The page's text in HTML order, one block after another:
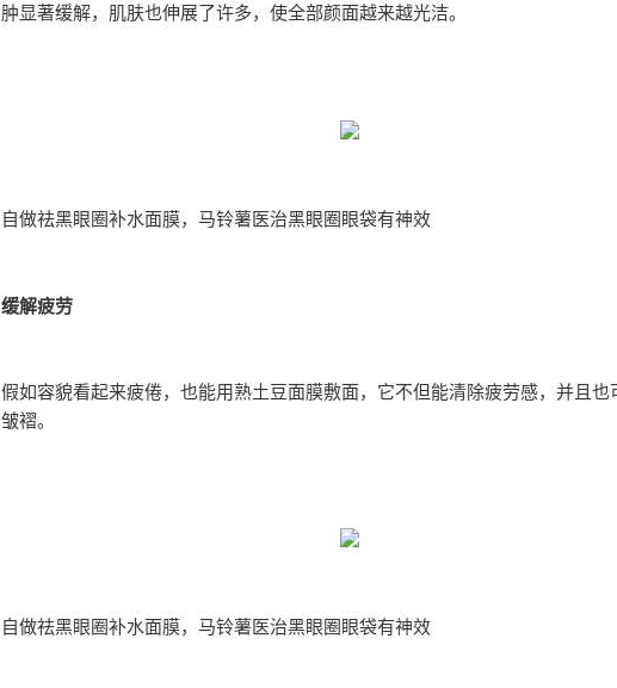
肿显著缓解，肌肤也伸展了许多，使全部颜面越来越光洁。
自做祛黑眼圈补水面膜，马铃薯医治黑眼圈眼袋有神效
缓解疲劳
假如容貌看起来疲倦，也能用熟土豆面膜敷面，它不但能清除疲劳感，并且也
皱褶。
自做祛黑眼圈补水面膜，马铃薯医治黑眼圈眼袋有神效